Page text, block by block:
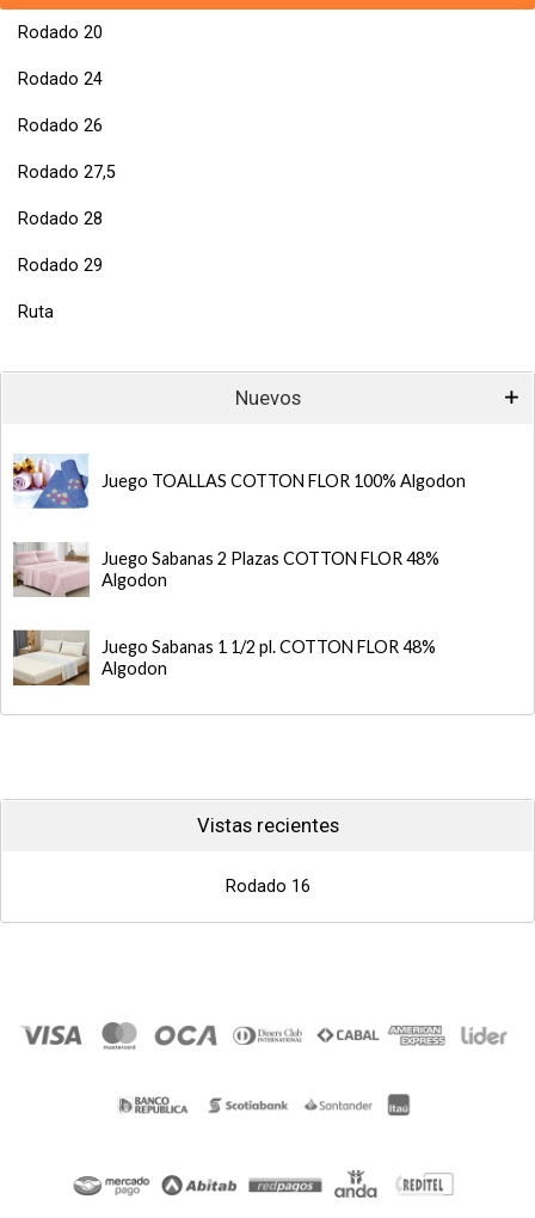
Rodado 20
Rodado 24
Rodado 26
Rodado 27,5
Rodado 28
Rodado 29
Ruta
Nuevos
Juego TOALLAS COTTON FLOR 100% Algodon
Juego Sabanas 2 Plazas COTTON FLOR 48%
Algodon
Juego Sabanas 1 1/2 pl. COTTON FLOR 48%
Algodon
Vistas recientes
Rodado 16